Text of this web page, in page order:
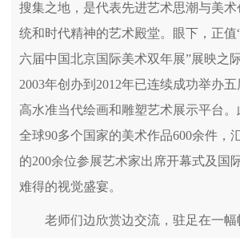
搜集之地，是代表先进艺术思潮与美
统和时代精神的艺术殿堂。眼下，正
六届中国北京国际美术双年展”展映之
2003年创办到2012年已连续成功举办
高水准当代绘画和雕塑艺术展示平台
全球90多个国家的美术作品600余件，
的200余位参展艺术家出席开幕式及国
难得的视觉盛宴。
老师们边欣赏边交流，驻足在一幅